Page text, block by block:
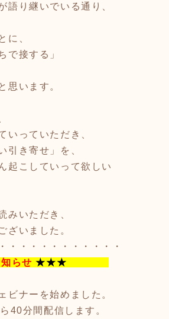
語り継いでいる通り、
に、
で接する」
思います。
いっていただき、
引き寄せ」を、
起こしていって欲しい
みいただき、
ざいました。
・・・・・・・・・・・
らせ ★★★
ビナーを始めました。
40分間配信します。